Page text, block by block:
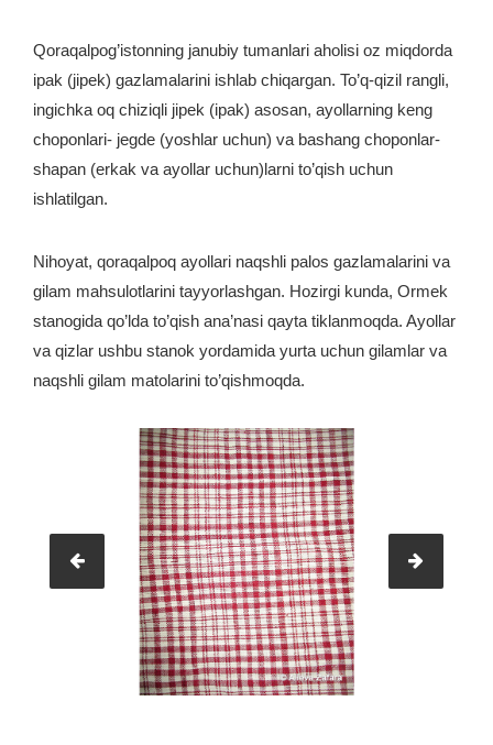
Qoraqalpog’istonning janubiy tumanlari aholisi oz miqdorda
ipak (jipek) gazlamalarini ishlab chiqargan. To’q-qizil rangli,
ingichka oq chiziqli jipek (ipak) asosan, ayollarning keng
choponlari- jegde (yoshlar uchun) va bashang choponlar-
shapan (erkak va ayollar uchun)larni to’qish uchun
ishlatilgan.
Nihoyat, qoraqalpoq ayollari naqshli palos gazlamalarini va
gilam mahsulotlarini tayyorlashgan. Hozirgi kunda, Ormek
stanogida qo’lda to’qish ana’nasi qayta tiklanmoqda. Ayollar
va qizlar ushbu stanok yordamida yurta uchun gilamlar va
naqshli gilam matolarini to’qishmoqda.